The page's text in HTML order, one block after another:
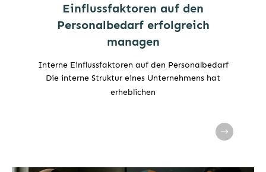
Einflussfaktoren auf den
Personalbedarf erfolgreich
managen
Interne Einflussfaktoren auf den Personalbedarf
Die interne Struktur eines Unternehmens hat
erheblichen